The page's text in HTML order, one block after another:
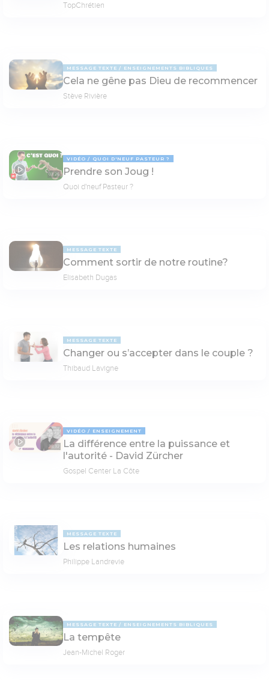
TopChrétien
MESSAGE TEXTE ENSEIGNEMENTS BIBLIQUES
Cela ne gêne pas Dieu de recommencer
Stève Rivière
03:26
VIDÉO QUOI D'NEUF PASTEUR ?
Prendre son Joug !
Quoi d'neuf Pasteur ?
MESSAGE TEXTE
Comment sortir de notre routine?
Elisabeth Dugas
MESSAGE TEXTE
Changer ou s’accepter dans le couple ?
Thibaud Lavigne
38:32
VIDÉO ENSEIGNEMENT
La différence entre la puissance et
l'autorité - David Zürcher
Gospel Center La Côte
MESSAGE TEXTE
Les relations humaines
Philippe Landrevie
MESSAGE TEXTE ENSEIGNEMENTS BIBLIQUES
La tempête
Jean-Michel Roger